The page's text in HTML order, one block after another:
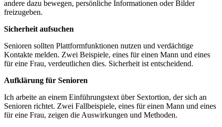
andere dazu bewegen, persönliche Informationen oder Bilder
freizugeben.
Sicherheit aufsuchen
Senioren sollten Plattformfunktionen nutzen und verdächtige
Kontakte melden. Zwei Beispiele, eines für einen Mann und eines
für eine Frau, verdeutlichen dies. Sicherheit ist entscheidend.
Aufklärung für Senioren
Ich arbeite an einem Einführungstext über Sextortion, der sich an
Senioren richtet. Zwei Fallbeispiele, eines für einen Mann und eines
für eine Frau, zeigen die Auswirkungen und Methoden.